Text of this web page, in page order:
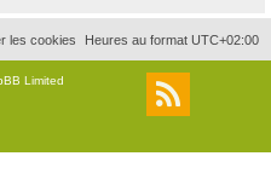
r
c
r
Heures au format UTC+02:00
les cookies
Limited